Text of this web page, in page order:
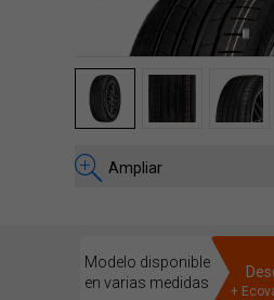
Ampliar
Modelo disponible
en varias medidas
+